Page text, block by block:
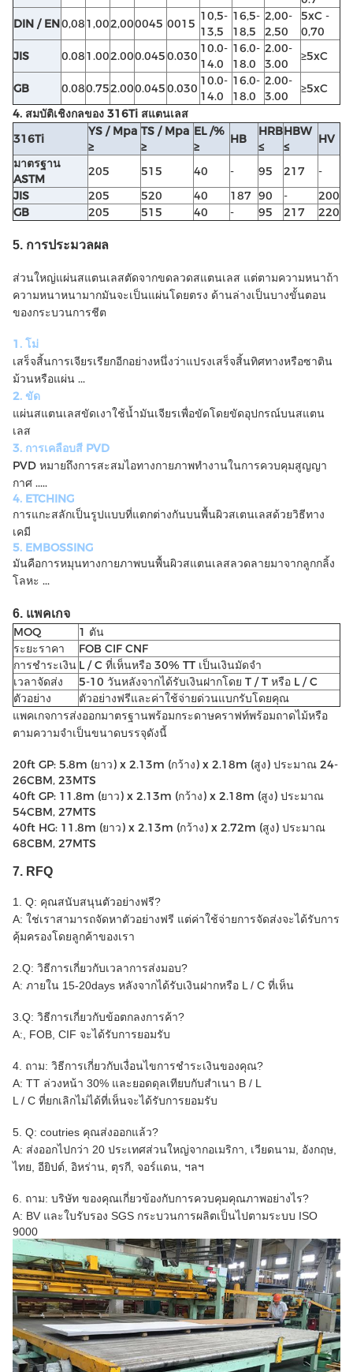
DIN / EN0,081,002,000045 0015
10,5-
13,5
16,5-
18,5
2,00-
2,50
5xC -
0,70
JIS
0.081.002.000.0450.030
10.0-
14.0
16.0-
18.0
2.00-
3.00
≥5xC
GB 0.080.752.000.0450.030
10.0-
14.0
16.0-
18.0
2.00-
3.00
≥5xC
4. สมบัติเชิงกลของ 316Ti สแตนเลส
316Ti
YS / Mpa
≥
TS / Mpa
≥
EL /%
≥
HB
HRB
≤
HBW
≤
HV
มาตรฐาน
ASTM
205 515 40 - 95 217
-
JIS
205 520 40 187 90 -
200
GB
205 515 40 - 95 217 220
5. การประมวลผล
ส่วนใหญ่แผ่นสแตนเลสตัดจากขดลวดสแตนเลส แต่ตามความหนาถ้า
ความหนาหนามากมันจะเป็นแผ่นโดยตรง ด้านล่างเป็นบางขั้นตอน
ของกระบวนการชีต
1. โม่
เสร็จสิ้นการเจียรเรียกอีกอย่างหนึ่งว่าแปรงเสร็จสิ้นทิศทางหรือซาติน
ม้วนหรือแผ่น ...
2. ขัด
แผ่นสแตนเลสขัดเงาใช้น้ำมันเจียรเพื่อขัดโดยขัดอุปกรณ์บนสแตน
เลส
3. การเคลือบสี PVD
PVD หมายถึงการสะสมไอทางกายภาพทำงานในการควบคุมสูญญา
กาศ .....
4. ETCHING
การแกะสลักเป็นรูปแบบที่แตกต่างกันบนพื้นผิวสเตนเลสด้วยวิธีทาง
เคมี
5. EMBOSSING
มันคือการหมุนทางกายภาพบนพื้นผิวสแตนเลสลวดลายมาจากลูกกลิ้ง
โลหะ ...
6. แพคเกจ
MOQ
1 ตัน
ระยะราคา
FOB CIF CNF
การชำระเงิน L / C ที่เห็นหรือ 30% TT เป็นเงินมัดจำ
เวลาจัดส่ง
5-10 วันหลังจากได้รับเงินฝากโดย T / T หรือ L / C
ตัวอย่าง
ตัวอย่างฟรีและค่าใช้จ่ายด่วนแบกรับโดยคุณ
แพคเกจการส่งออกมาตรฐานพร้อมกระดาษคราฟท์พร้อมถาดไม้หรือ
ตามความจำเป็นขนาดบรรจุดังนี้
20ft GP: 5.8m (ยาว) x 2.13m (กว้าง) x 2.18m (สูง) ประมาณ 24-
26CBM, 23MTS
40ft GP: 11.8m (ยาว) x 2.13m (กว้าง) x 2.18m (สูง) ประมาณ
54CBM, 27MTS
40ft HG: 11.8m (ยาว) x 2.13m (กว้าง) x 2.72m (สูง) ประมาณ
68CBM, 27MTS
7. RFQ
1. Q: คุณสนับสนุนตัวอย่างฟรี?
A: ใช่เราสามารถจัดหาตัวอย่างฟรี แต่ค่าใช้จ่ายการจัดส่งจะได้รับการ
คุ้มครองโดยลูกค้าของเรา
2.Q: วิธีการเกี่ยวกับเวลาการส่งมอบ?
A: ภายใน 15-20days หลังจากได้รับเงินฝากหรือ L / C ที่เห็น
3.Q: วิธีการเกี่ยวกับข้อตกลงการค้า?
A:, FOB, CIF จะได้รับการยอมรับ
4. ถาม: วิธีการเกี่ยวกับเงื่อนไขการชำระเงินของคุณ?
A: TT ล่วงหน้า 30% และยอดดุลเทียบกับสำเนา B / L
L / C ที่ยกเลิกไม่ได้ที่เห็นจะได้รับการยอมรับ
5. Q: coutries คุณส่งออกแล้ว?
A: ส่งออกไปกว่า 20 ประเทศส่วนใหญ่จากอเมริกา, เวียดนาม, อังกฤษ,
ไทย, อียิปต์, อิหร่าน, ตุรกี, จอร์แดน, ฯลฯ
6. ถาม: บริษัท ของคุณเกี่ยวข้องกับการควบคุมคุณภาพอย่างไร?
A: BV และใบรับรอง SGS กระบวนการผลิตเป็นไปตามระบบ ISO
9000